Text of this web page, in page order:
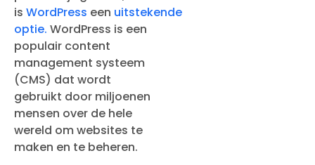
is WordPress een uitstekende
optie. WordPress is een
populair content
management systeem
(CMS) dat wordt
gebruikt door miljoenen
mensen over de hele
wereld om websites te
maken en te beheren.